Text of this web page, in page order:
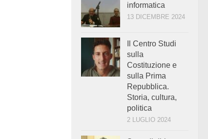
informatica
13 DICEMBRE 2024
Il Centro Studi
sulla
Costituzione e
sulla Prima
Repubblica.
Storia, cultura,
politica
2 LUGLIO 2024